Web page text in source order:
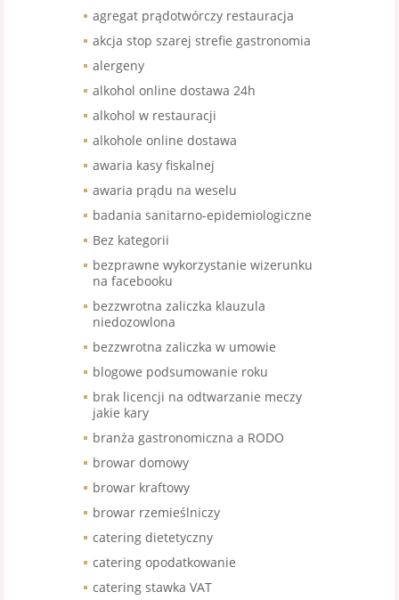
agregat prądotwórczy restauracja
akcja stop szarej strefie gastronomia
alergeny
alkohol online dostawa 24h
alkohol w restauracji
alkohole online dostawa
awaria kasy fiskalnej
awaria prądu na weselu
badania sanitarno-epidemiologiczne
Bez kategorii
bezprawne wykorzystanie wizerunku
na facebooku
bezzwrotna zaliczka klauzula
niedozowlona
bezzwrotna zaliczka w umowie
blogowe podsumowanie roku
brak licencji na odtwarzanie meczy
jakie kary
branża gastronomiczna a RODO
browar domowy
browar kraftowy
browar rzemieślniczy
catering dietetyczny
catering opodatkowanie
catering stawka VAT